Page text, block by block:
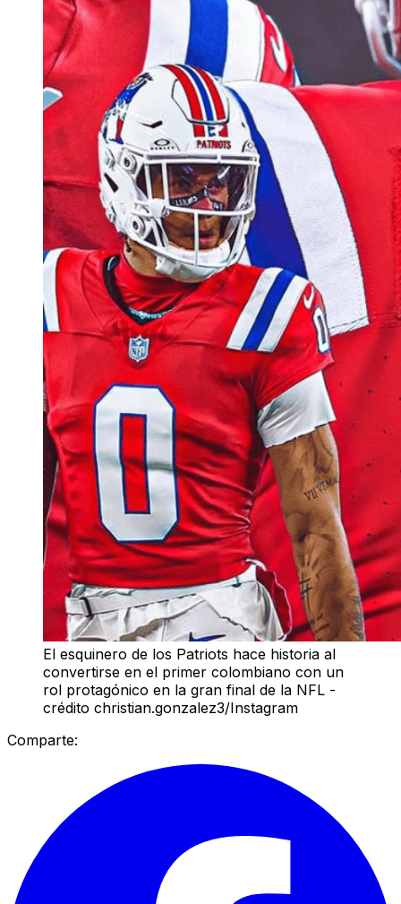
El esquinero de los Patriots hace historia al
convertirse en el primer colombiano con un
rol protagónico en la gran final de la NFL -
crédito christian.gonzalez3/Instagram
Comparte: